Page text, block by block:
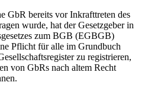
GbR bereits vor Inkrafttreten des
wurde, hat der Gesetzgeber in
zum BGB (EGBGB)
Pflicht für alle im Grundbuch
zu registrieren,
von GbRs nach altem Recht